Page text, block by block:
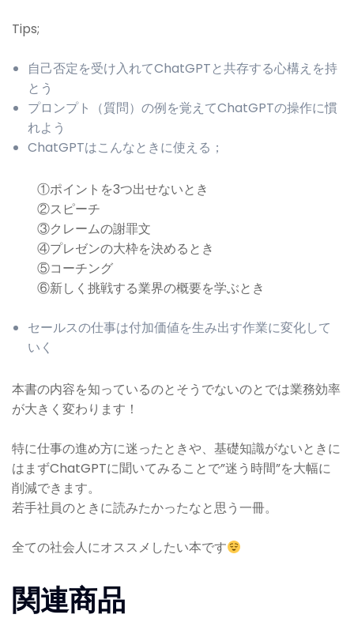
Tips;
自己否定を受け入れてChatGPTと共存する心構えを持
とう
プロンプト（質問）の例を覚えてChatGPTの操作に慣
れよう
ChatGPTはこんなときに使える；
①ポイントを3つ出せないとき
②スピーチ
③クレームの謝罪文
④プレゼンの大枠を決めるとき
⑤コーチング
⑥新しく挑戦する業界の概要を学ぶとき
セールスの仕事は付加価値を生み出す作業に変化して
いく
本書の内容を知っているのとそうでないのとでは業務効率
が大きく変わります！
特に仕事の進め方に迷ったときや、基礎知識がないときに
はまずChatGPTに聞いてみることで”迷う時間”を大幅に
削減できます。
若手社員のときに読みたかったなと思う一冊。
全ての社会人にオススメしたい本です
関連商品